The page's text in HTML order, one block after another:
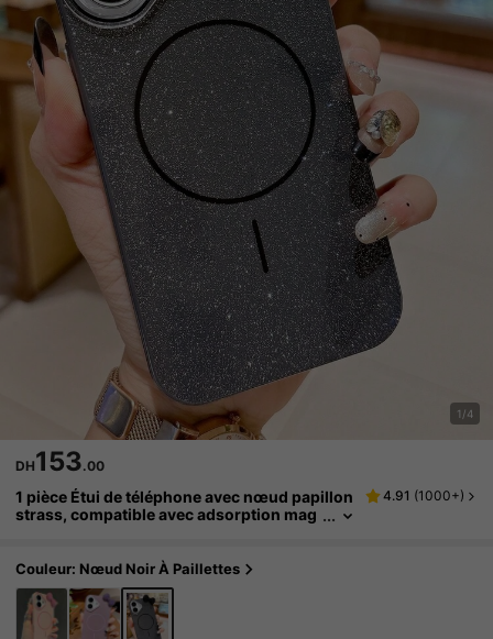
1/4
DH153.00
1 pièce Étui de téléphone avec nœud papillon
strass, compatible avec adsorption mag
e protection 14PM
4.91 (1000+)
Couleur: Nœud Noir À Paillettes